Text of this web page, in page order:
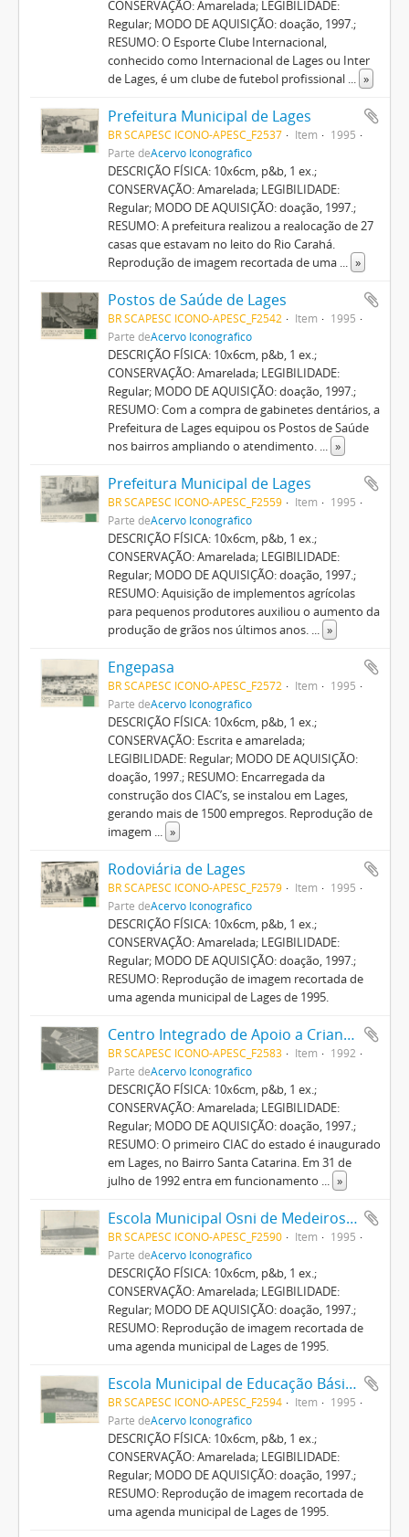
CONSERVAÇÃO: Amarelada; LEGIBILIDADE:
Regular; MODO DE AQUISIÇÃO: doação, 1997.;
RESUMO: O Esporte Clube Internacional,
conhecido como Internacional de Lages ou Inter
de Lages, é um clube de futebol profissional ... »
Prefeitura Municipal de Lages
BR SCAPESC ICONO-APESC_F2537 Item
1995
Parte deAcervo Iconográfico
DESCRIÇÃO FÍSICA: 10x6cm, p&b, 1 ex.;
CONSERVAÇÃO: Amarelada; LEGIBILIDADE:
Regular; MODO DE AQUISIÇÃO: doação, 1997.;
RESUMO: A prefeitura realizou a realocação de 27
casas que estavam no leito do Rio Carahá.
Reprodução de imagem recortada de uma ... »
Postos de Saúde de Lages
BR SCAPESC ICONO-APESC_F2542 Item
1995
Parte deAcervo Iconográfico
DESCRIÇÃO FÍSICA: 10x6cm, p&b, 1 ex.;
CONSERVAÇÃO: Amarelada; LEGIBILIDADE:
Regular; MODO DE AQUISIÇÃO: doação, 1997.;
RESUMO: Com a compra de gabinetes dentários, a
Prefeitura de Lages equipou os Postos de Saúde
nos bairros ampliando o atendimento. ... »
Prefeitura Municipal de Lages
BR SCAPESC ICONO-APESC_F2559 Item
1995
Parte deAcervo Iconográfico
DESCRIÇÃO FÍSICA: 10x6cm, p&b, 1 ex.;
CONSERVAÇÃO: Amarelada; LEGIBILIDADE:
Regular; MODO DE AQUISIÇÃO: doação, 1997.;
RESUMO: Aquisição de implementos agrícolas
para pequenos produtores auxiliou o aumento da
produção de grãos nos últimos anos. ... »
Engepasa
BR SCAPESC ICONO-APESC_F2572 Item
1995
Parte deAcervo Iconográfico
DESCRIÇÃO FÍSICA: 10x6cm, p&b, 1 ex.;
CONSERVAÇÃO: Escrita e amarelada;
LEGIBILIDADE: Regular; MODO DE AQUISIÇÃO:
doação, 1997.; RESUMO: Encarregada da
construção dos CIAC’s, se instalou em Lages,
gerando mais de 1500 empregos. Reprodução de
imagem ... »
Rodoviária de Lages
BR SCAPESC ICONO-APESC_F2579 Item
1995
Parte deAcervo Iconográfico
DESCRIÇÃO FÍSICA: 10x6cm, p&b, 1 ex.;
CONSERVAÇÃO: Amarelada; LEGIBILIDADE:
Regular; MODO DE AQUISIÇÃO: doação, 1997.;
RESUMO: Reprodução de imagem recortada de
uma agenda municipal de Lages de 1995.
Centro Integrado de Apoio a Criança - CIAC
BR SCAPESC ICONO-APESC_F2583 Item
1992
Parte deAcervo Iconográfico
DESCRIÇÃO FÍSICA: 10x6cm, p&b, 1 ex.;
CONSERVAÇÃO: Amarelada; LEGIBILIDADE:
Regular; MODO DE AQUISIÇÃO: doação, 1997.;
RESUMO: O primeiro CIAC do estado é inaugurado
em Lages, no Bairro Santa Catarina. Em 31 de
julho de 1992 entra em funcionamento ... »
Escola Municipal Osni de Medeiros Régis
BR SCAPESC ICONO-APESC_F2590 Item
1995
Parte deAcervo Iconográfico
DESCRIÇÃO FÍSICA: 10x6cm, p&b, 1 ex.;
CONSERVAÇÃO: Amarelada; LEGIBILIDADE:
Regular; MODO DE AQUISIÇÃO: doação, 1997.;
RESUMO: Reprodução de imagem recortada de
uma agenda municipal de Lages de 1995.
Escola Municipal de Educação Básica Prof. Eduardo Pedro Amaral
BR SCAPESC ICONO-APESC_F2594 Item
1995
Parte deAcervo Iconográfico
DESCRIÇÃO FÍSICA: 10x6cm, p&b, 1 ex.;
CONSERVAÇÃO: Amarelada; LEGIBILIDADE:
Regular; MODO DE AQUISIÇÃO: doação, 1997.;
RESUMO: Reprodução de imagem recortada de
uma agenda municipal de Lages de 1995.